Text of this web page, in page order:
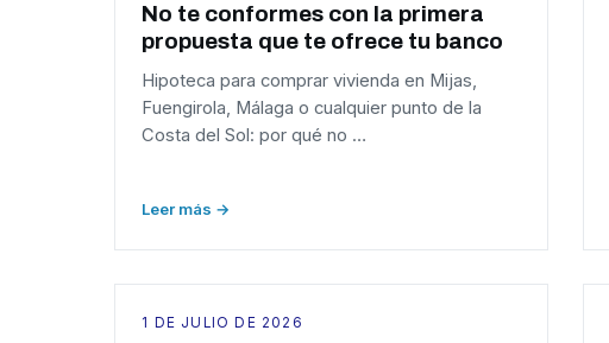
No te conformes con la primera
propuesta que te ofrece tu banco
Hipoteca para comprar vivienda en Mijas,
Fuengirola, Málaga o cualquier punto de la
Costa del Sol: por qué no …
Leer más →
1 DE JULIO DE 2026